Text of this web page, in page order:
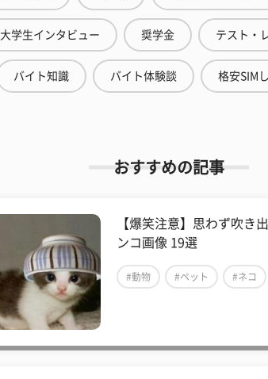
大学生インタビュー 奨学金 テスト・
バイト知識 バイト体験談 格安SIM
おすすめの記事
【爆笑注意】思わず吹き
ンコ画像 19選
#動物 #ペット #ネコ